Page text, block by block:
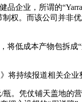
企业，所谓的“Yarra
权。而该公司并非
低成本产物包拆成“
持续报道相关企业
。凭仗铺天盖地的